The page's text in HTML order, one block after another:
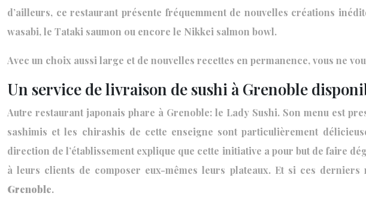
d’ailleurs, ce restaurant présente fréquemment de nouvelles créations
wasabi, le Tataki saumon ou encore le Nikkei salmon bowl.
Avec un choix aussi large et de nouvelles recettes en permanence, vous ne
Un service de livraison de sushi à Grenoble
Autre restaurant japonais phare à Grenoble: le Lady Sushi. Son menu est
sashimis et les chirashis de cette enseigne sont particulièrement
direction de l’établissement explique que cette initiative a pour but de faire
à leurs clients de composer eux-mêmes leurs plateaux. Et si ces
Grenoble.